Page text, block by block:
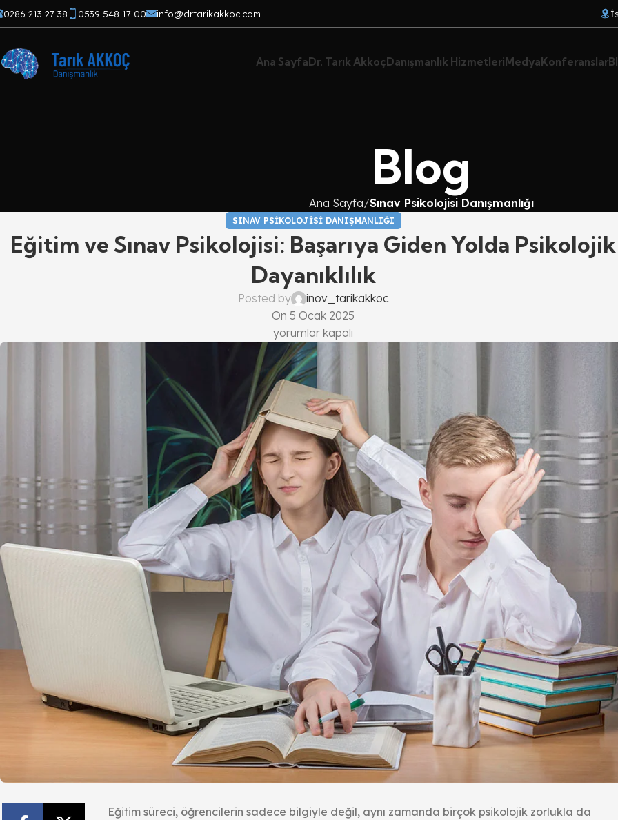
0286 213 27 38 0539 548 17 00 info@drtarikakkoc.com
Ana SayfaDr. Tarık AkkoçDanışmanlık HizmetleriMedyaKonferanslar
Blog
Ana Sayfa Sınav Psikolojisi Danışmanlığı
SINAV PSIKOLOJISI DANIŞMANLIĞI
Eğitim ve Sınav Psikolojisi: Başarıya Giden Yolda Psikolojik
Dayanıklılık
Posted by
inov_tarikakkoc
On 5 Ocak 2025
yorumlar kapalı
Eğitim süreci, öğrencilerin sadece bilgiyle değil, aynı zamanda birçok psikolojik zorlukla da